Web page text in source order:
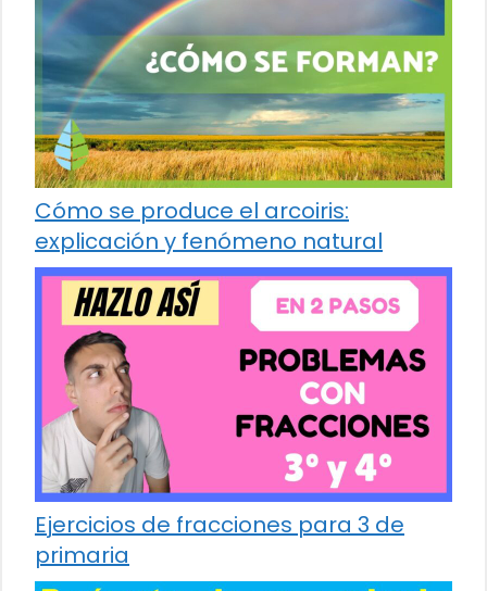
Cómo se produce el arcoiris:
explicación y fenómeno natural
Ejercicios de fracciones para 3 de
primaria